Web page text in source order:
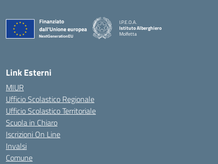
I.P.E.O.A.
Istituto Alberghiero
Molfetta
Link Esterni
MIUR
Ufficio Scolastico Regionale
Ufficio Scolastico Territoriale
Scuola in Chiaro
Iscrizioni On Line
Invalsi
Comune